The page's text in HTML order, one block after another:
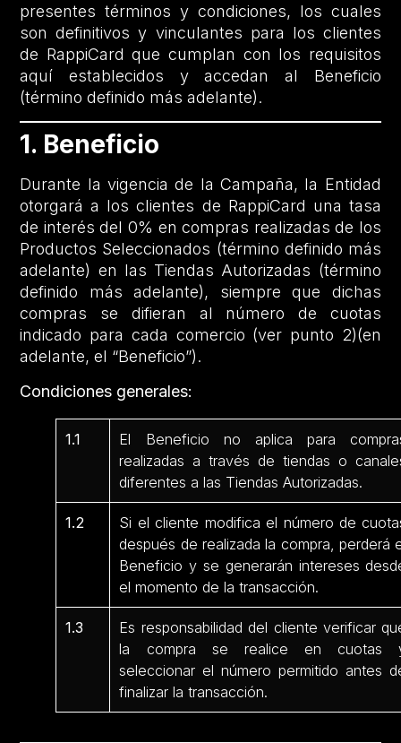
presentes términos y condiciones, los cuales
son definitivos y vinculantes para los clientes
de RappiCard que cumplan con los requisitos
aquí establecidos y accedan al Beneficio
(término definido más adelante).
1. Beneficio
Durante la vigencia de la Campaña, la Entidad
otorgará a los clientes de RappiCard una tasa
de interés del 0% en compras realizadas de los
Productos Seleccionados (término definido más
adelante) en las Tiendas Autorizadas (término
definido más adelante), siempre que dichas
compras se difieran al número de cuotas
indicado para cada comercio (ver punto 2)(en
adelante, el “Beneficio”).
Condiciones generales:
1.1
El Beneficio no aplica para
realizadas a través de tiendas o
diferentes a las Tiendas Autorizadas.
1.2
Si el cliente modifica el número de
después de realizada la compra, perderá
Beneficio y se generarán intereses
el momento de la transacción.
1.3
Es responsabilidad del cliente verificar
la compra se realice en cuotas
seleccionar el número permitido antes
finalizar la transacción.